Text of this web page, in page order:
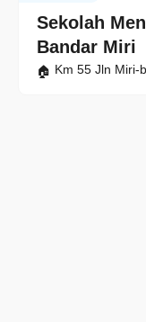
Sekolah
Bandar Miri
Km 55 Jln Miri-